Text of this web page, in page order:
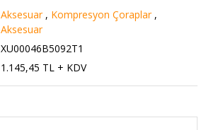
Aksesuar , Kompresyon Çoraplar ,
Aksesuar
XU00046B5092T1
1.145,45 TL + KDV